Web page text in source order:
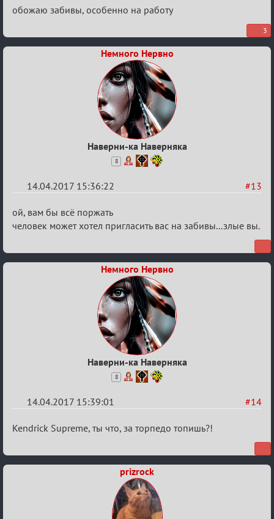
Re:
есть?
обожаю забивы, особенно на работу
3
Немного Нервно
Наверни-ка Наверняка
8
#13
14.04.2017 15:36:22
Re:
Околофутбольщики
ой, вам бы всё поржать
человек может хотел пригласить вас на забивы...злые вы.
Немного Нервно
Наверни-ка Наверняка
8
#14
14.04.2017 15:39:01
Re:
есть?
Kendrick Supreme, ты что, за торпедо топишь?!
prizrock